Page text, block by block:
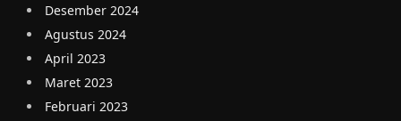
Desember 2024
Agustus 2024
April 2023
Maret 2023
Februari 2023